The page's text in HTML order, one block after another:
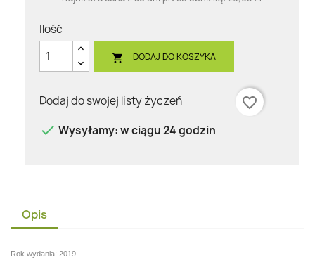
Ilość
 DODAJ DO KOSZYKA
Dodaj do swojej listy życzeń
favorite_border
 Wysyłamy: w ciągu 24 godzin
Opis
Rok wydania: 2019